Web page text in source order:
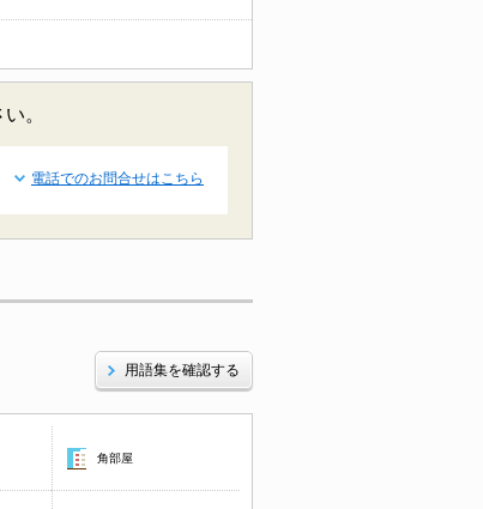
。
電話でのお問合せはこちら
用語集を確認する
角部屋